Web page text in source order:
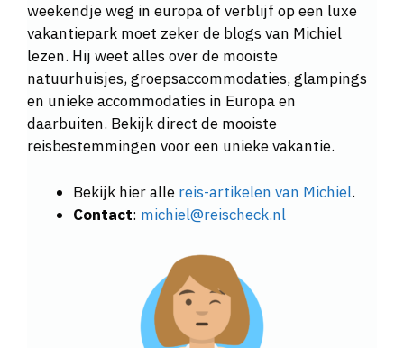
weekendje weg in europa of verblijf op een luxe
vakantiepark moet zeker de blogs van Michiel
lezen. Hij weet alles over de mooiste
natuurhuisjes, groepsaccommodaties, glampings
en unieke accommodaties in Europa en
daarbuiten. Bekijk direct de mooiste
reisbestemmingen voor een unieke vakantie.
Bekijk hier alle reis-artikelen van Michiel.
Contact: michiel@reischeck.nl